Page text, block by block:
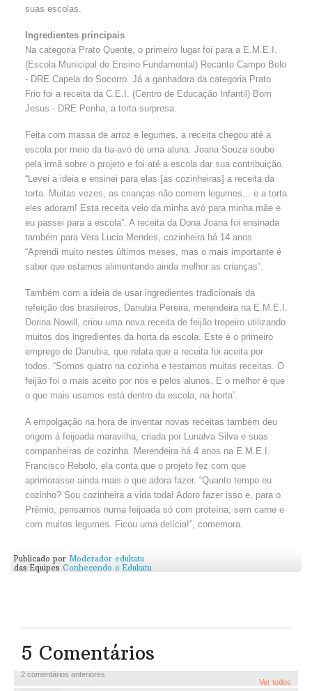
suas escolas.
Ingredientes principais
Na categoria Prato Quente, o primeiro lugar foi para a E.M.E.I.
(Escola Municipal de Ensino Fundamental) Recanto Campo Belo
- DRE Capela do Socorro. Já a ganhadora da categoria Prato
Frio foi a receita da C.E.I. (Centro de Educação Infantil) Bom
Jesus - DRE Penha, a torta surpresa.
Feita com massa de arroz e legumes, a receita chegou até a
escola por meio da tia-avó de uma aluna. Joana Souza soube
pela irmã sobre o projeto e foi até a escola dar sua contribuição.
“Levei a ideia e ensinei para elas [as cozinheiras] a receita da
torta. Muitas vezes, as crianças não comem legumes... e a torta
eles adoram! Esta receita veio da minha avó para minha mãe e
eu passei para a escola”. A receita da Dona Joana foi ensinada
também para Vera Lucia Mendes, cozinheira há 14 anos.
“Aprendi muito nestes últimos meses, mas o mais importante é
saber que estamos alimentando ainda melhor as crianças”.
Também com a ideia de usar ingredientes tradicionais da
refeição dos brasileiros, Danubia Pereira, merendeira na E.M.E.I.
Dorina Nowill, criou uma nova receita de feijão tropeiro utilizando
muitos dos ingredientes da horta da escola. Este é o primeiro
emprego de Danubia, que relata que a receita foi aceita por
todos. “Somos quatro na cozinha e testamos muitas receitas. O
feijão foi o mais aceito por nós e pelos alunos. E o melhor é que
o que mais usamos está dentro da escola, na horta”.
A empolgação na hora de inventar novas receitas também deu
origem à feijoada maravilha, criada por Lunalva Silva e suas
companheiras de cozinha. Merendeira há 4 anos na E.M.E.I.
Francisco Rebolo, ela conta que o projeto fez com que
aprimorasse ainda mais o que adora fazer. “Quanto tempo eu
cozinho? Sou cozinheira a vida toda! Adoro fazer isso e, para o
Prêmio, pensamos numa feijoada só com proteína, sem carne e
com muitos legumes. Ficou uma delícia!”, comemora.
Publicado por Moderador edukatu
das Equipes Conhecendo o Edukatu
5 Comentários
2 comentários anteriores
Ver todos